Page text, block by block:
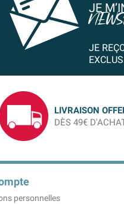
JE
JE
LIVRAISON
DÈS 49€
personnelles